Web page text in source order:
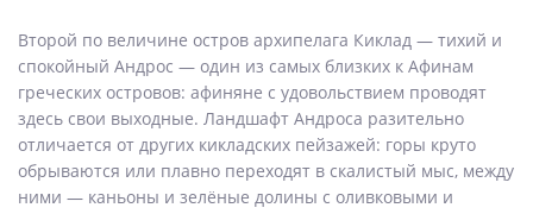
Второй по величине остров архипелага Киклад — тихий и
спокойный Андрос — один из самых близких к Афинам
греческих островов: афиняне с удовольствием проводят
здесь свои выходные. Ландшафт Андроса разительно
отличается от других кикладских пейзажей: горы круто
обрываются или плавно переходят в скалистый мыс, между
ними — каньоны и зелёные долины с оливковыми и